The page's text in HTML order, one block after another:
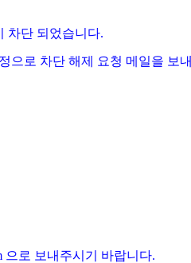
차단 되었습니다.
으로 차단 해제 요청 메일을 보내
으로 보내주시기 바랍니다.